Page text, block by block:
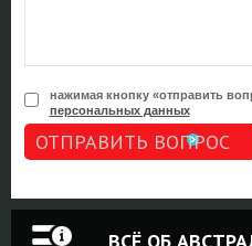
нажимая кнопку «отправить
персональных данных
ОТПРАВИТЬ ВОПРОС